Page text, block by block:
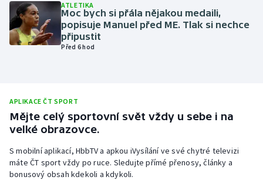
Parasport
Ragby
Rychlobruslení
Rychlostní kanoistika
ATLETIKA
Moc bych si přála nějakou medaili,
popisuje Manuel před ME. Tlak si nechce
připustit
Před 6 hod
APLIKACE ČT SPORT
Mějte celý sportovní svět vždy u sebe i na
velké obrazovce.
S mobilní aplikací, HbbTV a apkou iVysílání ve své chytré televizi
máte ČT sport vždy po ruce. Sledujte přímé přenosy, články a
bonusový obsah kdekoli a kdykoli.